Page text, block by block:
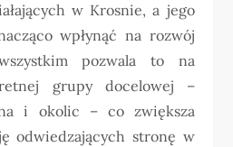
w Krosnie, a jego
wpłynąć na rozwój
pozwala to na
grupy docelowej –
i okolic – co zwiększa
odwiedzających stronę w